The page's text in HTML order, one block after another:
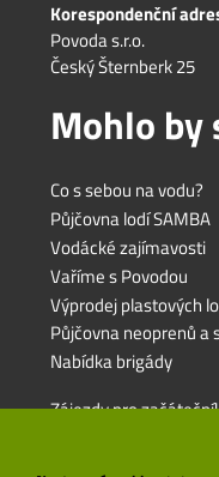
Korespondenční
Povoda s.r.o.
Český Šternberk 25
Mohlo by
Co s sebou na vodu?
Půjčovna lodí SAMBA
Vodácké zajímavosti
Vaříme s Povodou
Výprodej plastových
Půjčovna neoprenů a
Nabídka brigády
Zájezdy pro